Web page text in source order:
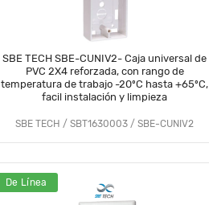
SBE TECH SBE-CUNIV2- Caja universal de
PVC 2X4 reforzada, con rango de
temperatura de trabajo -20ºC hasta +65ºC,
facil instalación y limpieza
SBE TECH / SBT1630003 / SBE-CUNIV2
De Línea